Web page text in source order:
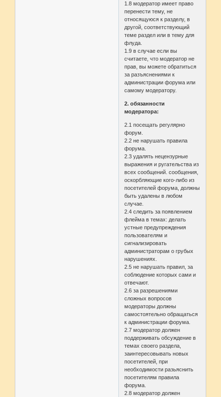
1.8 модератор имеет право
перенести тему, не
относящуюся к разделу, в
другой, соответствующий
теме раздел или в тему для
флуда.
1.9 в случае если вы
считаете, что модератор не
прав, вы можете обратиться
за разъяснениями к
администрации форума или
самому модератору.
2. обязанности
модератора:
2.1 посещать регулярно
форум.
2.2 не нарушать правила
форума.
2.3 удалять нецензурные
выражения и ругательства из
всех сообщений. сообщения,
оскорбляющие кого-либо из
посетителей форума, должны
быть удалены в любом
случае.
2.4 следить за появлением
флейма в темах: делать
устные предупреждения
пользователям и
сигнализировать
администраторам о грубых
нарушениях.
2.5 не нарушать правил, за
соблюдение которых сами и
отвечают.
2.6 за разрешениями
сложных вопросов
модераторы должны
самостоятельно обращаться
к администрации форума.
2.7 модератор должен
поддерживать обсуждение в
темах своего раздела,
заинтересовывать новых
посетителей, при
необходимости разьяснить
посетителям правила
форума.
2.8 модератор должен